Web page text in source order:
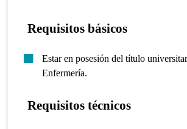
Requisitos básicos
Estar en posesión del título
Enfermería.
Requisitos técnicos